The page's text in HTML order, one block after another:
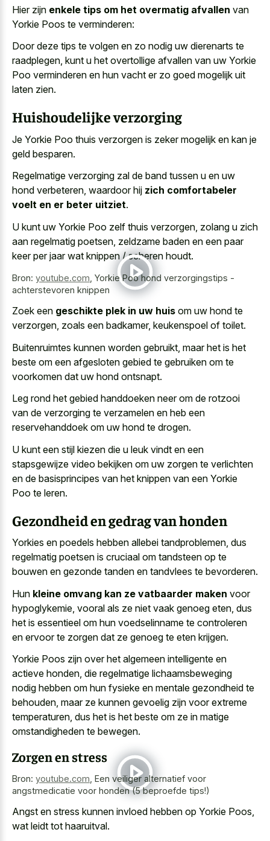
Hier zijn enkele tips om het overmatig afvallen van
Yorkie Poos te verminderen:
Door deze tips te volgen en zo nodig uw dierenarts te
raadplegen, kunt u het overtollige afvallen van uw Yorkie
Poo verminderen en hun vacht er zo goed mogelijk uit
laten zien.
Huishoudelijke verzorging
Je Yorkie Poo thuis verzorgen is zeker mogelijk en kan je
geld besparen.
Regelmatige verzorging zal de band tussen u en uw
hond verbeteren, waardoor hij zich comfortabeler
voelt en er beter uitziet.
U kunt uw Yorkie Poo zelf thuis verzorgen, zolang u zich
aan regelmatig poetsen, zeldzame baden en een paar
keer per jaar wat knippen / scheren houdt.
Bron: youtube.com Yorkie Poo hond verzorgingstips -
achterstevoren knippen
Zoek een geschikte plek in uw huis om uw hond te
verzorgen, zoals een badkamer, keukenspoel of toilet.
Buitenruimtes kunnen worden gebruikt, maar het is het
beste om een afgesloten gebied te gebruiken om te
voorkomen dat uw hond ontsnapt.
Leg rond het gebied handdoeken neer om de rotzooi
van de verzorging te verzamelen en heb een
reservehanddoek om uw hond te drogen.
U kunt een stijl kiezen die u leuk vindt en een
stapsgewijze video bekijken om uw zorgen te verlichten
en de basisprincipes van het knippen van een Yorkie
Poo te leren.
Gezondheid en gedrag van honden
Yorkies en poedels hebben allebei tandproblemen, dus
regelmatig poetsen is cruciaal om tandsteen op te
bouwen en gezonde tanden en tandvlees te bevorderen.
Hun kleine omvang kan ze vatbaarder maken voor
hypoglykemie, vooral als ze niet vaak genoeg eten, dus
het is essentieel om hun voedselinname te controleren
en ervoor te zorgen dat ze genoeg te eten krijgen.
Yorkie Poos zijn over het algemeen intelligente en
actieve honden, die regelmatige lichaamsbeweging
nodig hebben om hun fysieke en mentale gezondheid te
behouden, maar ze kunnen gevoelig zijn voor extreme
temperaturen, dus het is het beste om ze in matige
omstandigheden te bewegen.
Zorgen en stress
Bron: youtube.com Een veiliger alternatief voor
angstmedicatie voor honden (5 beproefde tips!)
Angst en stress kunnen invloed hebben op Yorkie Poos,
wat leidt tot haaruitval.